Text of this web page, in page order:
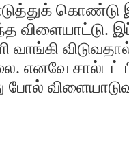
கொண்டு
விளையாட்டு.
வாங்கி
எனவே
போல்